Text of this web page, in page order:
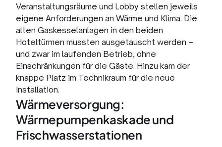
Veranstaltungsräume und Lobby stellen jeweils
eigene Anforderungen an Wärme und Klima. Die
alten Gaskesselanlagen in den beiden
Hoteltürmen mussten ausgetauscht werden –
und zwar im laufenden Betrieb, ohne
Einschränkungen für die Gäste. Hinzu kam der
knappe Platz im Technikraum für die neue
Installation.
Wärmeversorgung:
Wärmepumpenkaskade und
Frischwasserstationen